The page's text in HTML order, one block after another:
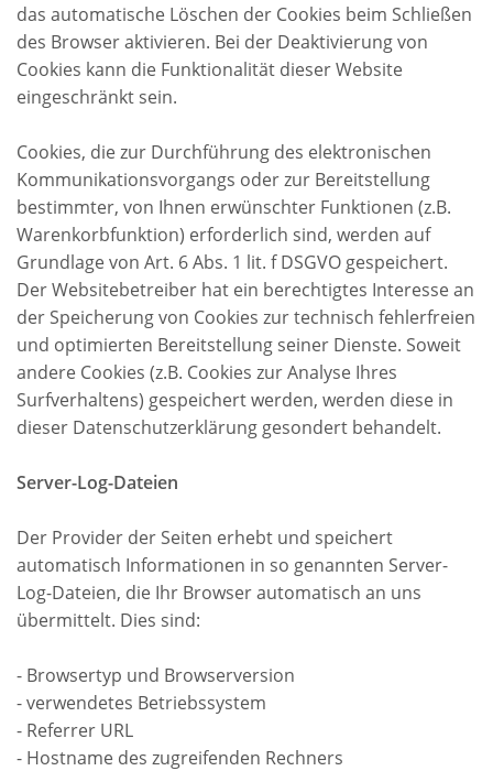
das automatische Löschen der Cookies beim Schließen
des Browser aktivieren. Bei der Deaktivierung von
Cookies kann die Funktionalität dieser Website
eingeschränkt sein.
Cookies, die zur Durchführung des elektronischen
Kommunikationsvorgangs oder zur Bereitstellung
bestimmter, von Ihnen erwünschter Funktionen (z.B.
Warenkorbfunktion) erforderlich sind, werden auf
Grundlage von Art. 6 Abs. 1 lit. f DSGVO gespeichert.
Der Websitebetreiber hat ein berechtigtes Interesse an
der Speicherung von Cookies zur technisch fehlerfreien
und optimierten Bereitstellung seiner Dienste. Soweit
andere Cookies (z.B. Cookies zur Analyse Ihres
Surfverhaltens) gespeichert werden, werden diese in
dieser Datenschutzerklärung gesondert behandelt.
Server-Log-Dateien
Der Provider der Seiten erhebt und speichert
automatisch Informationen in so genannten Server-
Log-Dateien, die Ihr Browser automatisch an uns
übermittelt. Dies sind:
- Browsertyp und Browserversion
- verwendetes Betriebssystem
- Referrer URL
- Hostname des zugreifenden Rechners